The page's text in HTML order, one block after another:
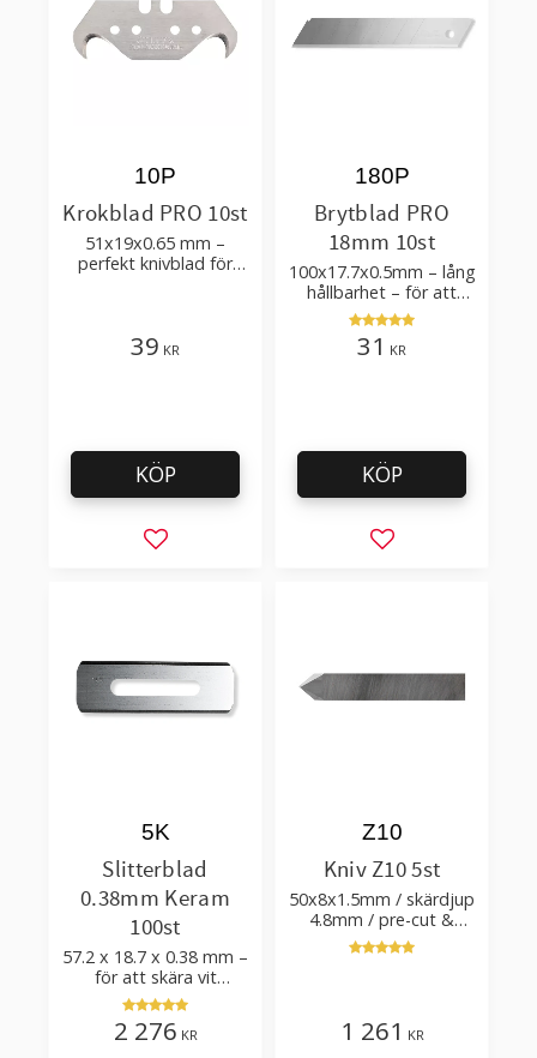
Krokblad PRO 10st
51x19x0.65 mm –
perfekt knivblad för
10P
39 KR
Lägg till i favoriter
KÖP
Brytblad PRO
18mm 10st
100x17.7x0.5mm – lång
hållbarhet – för att
skära kartong, tapet
och golvmaterial
180P
31 KR
Lägg till i
KÖP
Slitterblad
0.38mm Keram
100st
57.2 x 18.7 x 0.38 mm –
för att skära vit
plastfilm med tillsatser
5K
2 276 KR
Kniv Z10 5st
50x8x1.5mm / skärdjup
4.8mm / pre-cut &
post-cut 0.84xTm /
skärvinkel 50°
Z10
1 261 KR